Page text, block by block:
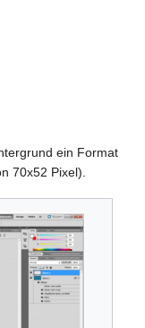
ein Format
70x52 Pixel).